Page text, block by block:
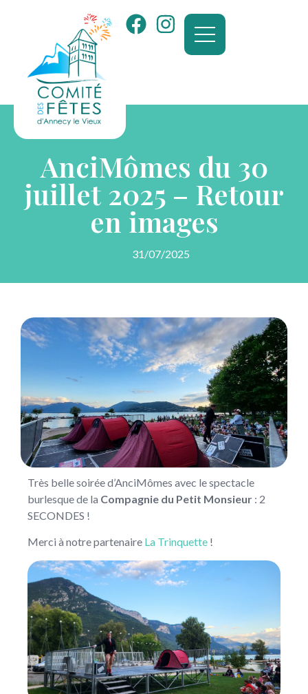
AnciMômes du 30
juillet 2025 – Retour
en images
31/07/2025
Très belle soirée d’AnciMômes avec le spectacle
burlesque de la Compagnie du Petit Monsieur : 2
SECONDES !
Merci à notre partenaire La Trinquette !